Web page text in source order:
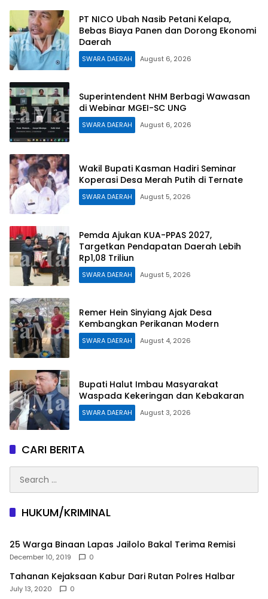
PT NICO Ubah Nasib Petani Kelapa,
Bebas Biaya Panen dan Dorong Ekonomi
Daerah
SWARA DAERAH August 6, 2026
Superintendent NHM Berbagi Wawasan
di Webinar MGEI-SC UNG
SWARA DAERAH August 6, 2026
Wakil Bupati Kasman Hadiri Seminar
Koperasi Desa Merah Putih di Ternate
SWARA DAERAH August 5, 2026
Pemda Ajukan KUA-PPAS 2027,
Targetkan Pendapatan Daerah Lebih
Rp1,08 Triliun
SWARA DAERAH August 5, 2026
Remer Hein Sinyiang Ajak Desa
Kembangkan Perikanan Modern
SWARA DAERAH August 4, 2026
Bupati Halut Imbau Masyarakat
Waspada Kekeringan dan Kebakaran
SWARA DAERAH August 3, 2026
CARI BERITA
for:
HUKUM/KRIMINAL
25 Warga Binaan Lapas Jailolo Bakal Terima Remisi
December 10, 2019 0
Tahanan Kejaksaan Kabur Dari Rutan Polres Halbar
July 13, 2020 0